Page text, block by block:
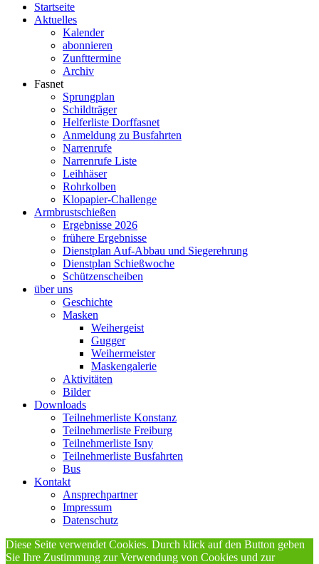
Startseite
Aktuelles
Kalender
abonnieren
Zunfttermine
Archiv
Fasnet
Sprungplan
Schildträger
Helferliste Dorffasnet
Anmeldung zu Busfahrten
Narrenrufe
Narrenrufe Liste
Leihhäser
Rohrkolben
Klopapier-Challenge
Armbrustschießen
Ergebnisse 2026
frühere Ergebnisse
Dienstplan Auf-Abbau und Siegerehrung
Dienstplan Schießwoche
Schützenscheiben
über uns
Geschichte
Masken
Weihergeist
Gugger
Weihermeister
Maskengalerie
Aktivitäten
Bilder
Downloads
Teilnehmerliste Konstanz
Teilnehmerliste Freiburg
Teilnehmerliste Isny
Teilnehmerliste Busfahrten
Bus
Kontakt
Ansprechpartner
Impressum
Datenschutz
Diese Seite verwendet Cookies. Durch klick auf den Button geben
Sie Ihre Zustimmung zur Verwendung von Cookies und zur